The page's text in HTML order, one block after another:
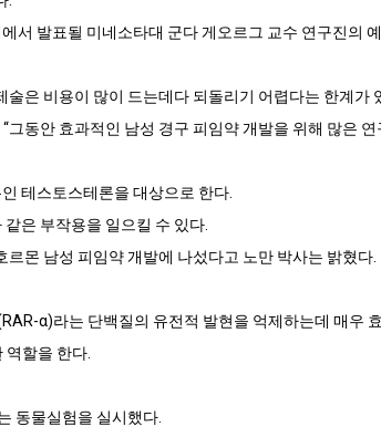
서 발표될 미네소타대 군다 게오르그 교수 연구진의
은 비용이 많이 드는데다 되돌리기 어렵다는 한계가
동안 효과적인 남성 경구 피임약 개발을 위해 많은
테스토스테론을 대상으로 한다.
은 부작용을 일으킬 수 있다.
몬 남성 피임약 개발에 나섰다고 노만 박사는 밝혔다.
α)라는 단백질의 유전적 발현을 억제하는데 매우
할을 한다.
동물실험을 실시했다.